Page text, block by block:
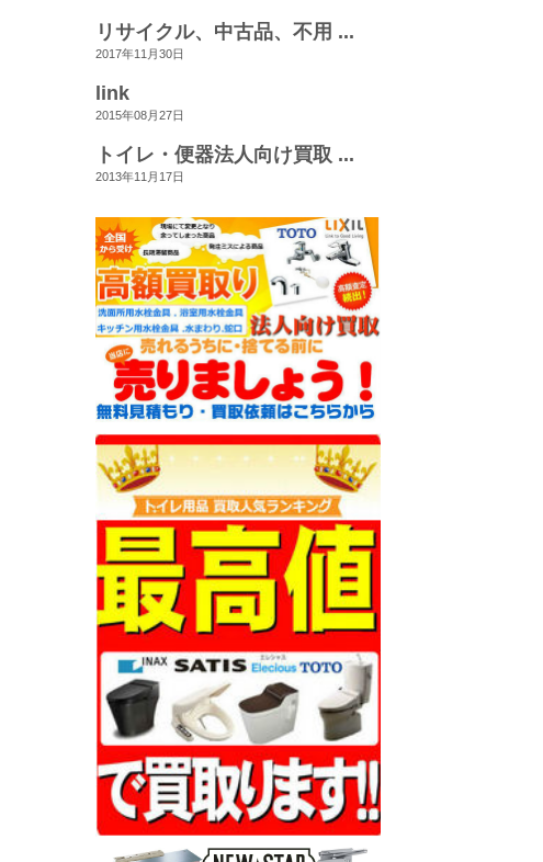
リサイクル、中古品、不用 ...
2017年11月30日
link
2015年08月27日
トイレ・便器法人向け買取 ...
2013年11月17日